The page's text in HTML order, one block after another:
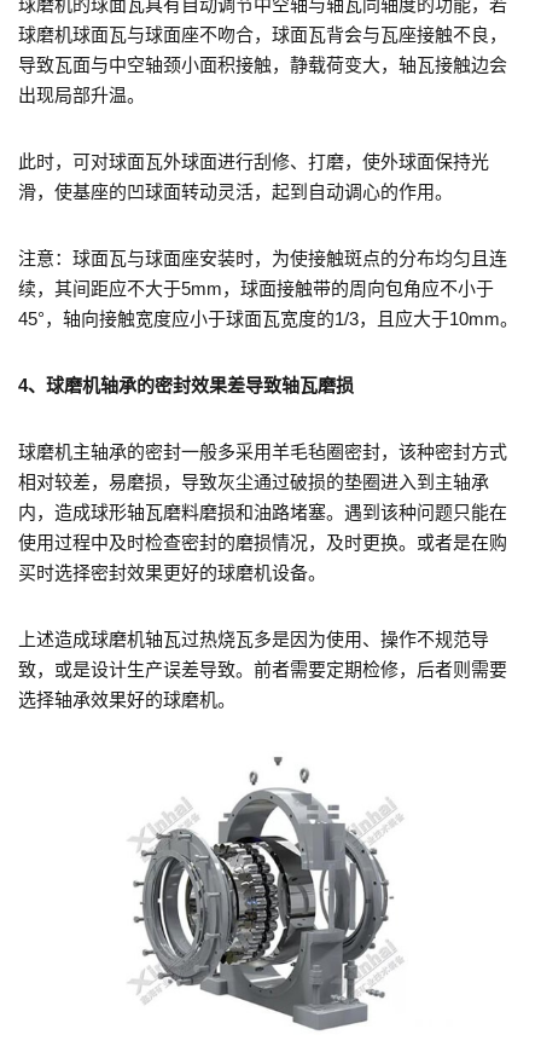
球磨机球面瓦与球面座不吻合，球面瓦背会与瓦座接触不良，
导致瓦面与中空轴颈小面积接触，静载荷变大，轴瓦接触边会
出现局部升温。
此时，可对球面瓦外球面进行刮修、打磨，使外球面保持光
滑，使基座的凹球面转动灵活，起到自动调心的作用。
注意：球面瓦与球面座安装时，为使接触斑点的分布均匀且连
续，其间距应不大于5mm，球面接触带的周向包角应不小于
45°，轴向接触宽度应小于球面瓦宽度的1/3，且应大于10mm。
4、球磨机轴承的密封效果差导致轴瓦磨损
球磨机主轴承的密封一般多采用羊毛毡圈密封，该种密封方式
相对较差，易磨损，导致灰尘通过破损的垫圈进入到主轴承
内，造成球形轴瓦磨料磨损和油路堵塞。遇到该种问题只能在
使用过程中及时检查密封的磨损情况，及时更换。或者是在购
买时选择密封效果更好的球磨机设备。
上述造成球磨机轴瓦过热烧瓦多是因为使用、操作不规范导
致，或是设计生产误差导致。前者需要定期检修，后者则需要
选择轴承效果好的球磨机。